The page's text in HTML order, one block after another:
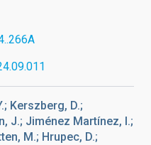
Kerszberg, D.;
J.; Jiménez Martínez, I.;
M.; Hrupec, D.;